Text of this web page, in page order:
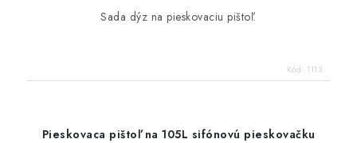
Sada dýz na pieskovaciu pištoľ.
Kód: 1113
Pieskovaca pištoľ na 105L sifónovú pieskovačku